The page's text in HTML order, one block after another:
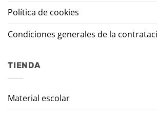
Política de cookies
Condiciones generales de la
TIENDA
Material escolar